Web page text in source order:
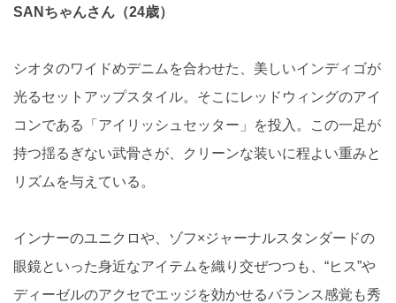
SANちゃんさん（24歳）
シオタのワイドめデニムを合わせた、美しいインディゴが
光るセットアップスタイル。そこにレッドウィングのアイ
コンである「アイリッシュセッター」を投入。この一足が
持つ揺るぎない武骨さが、クリーンな装いに程よい重みと
リズムを与えている。
インナーのユニクロや、ゾフ×ジャーナルスタンダードの
眼鏡といった身近なアイテムを織り交ぜつつも、“ヒス”や
ディーゼルのアクセでエッジを効かせるバランス感覚も秀